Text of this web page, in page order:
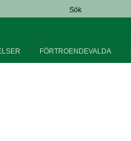
Sök
FÖRTROENDEVALDA